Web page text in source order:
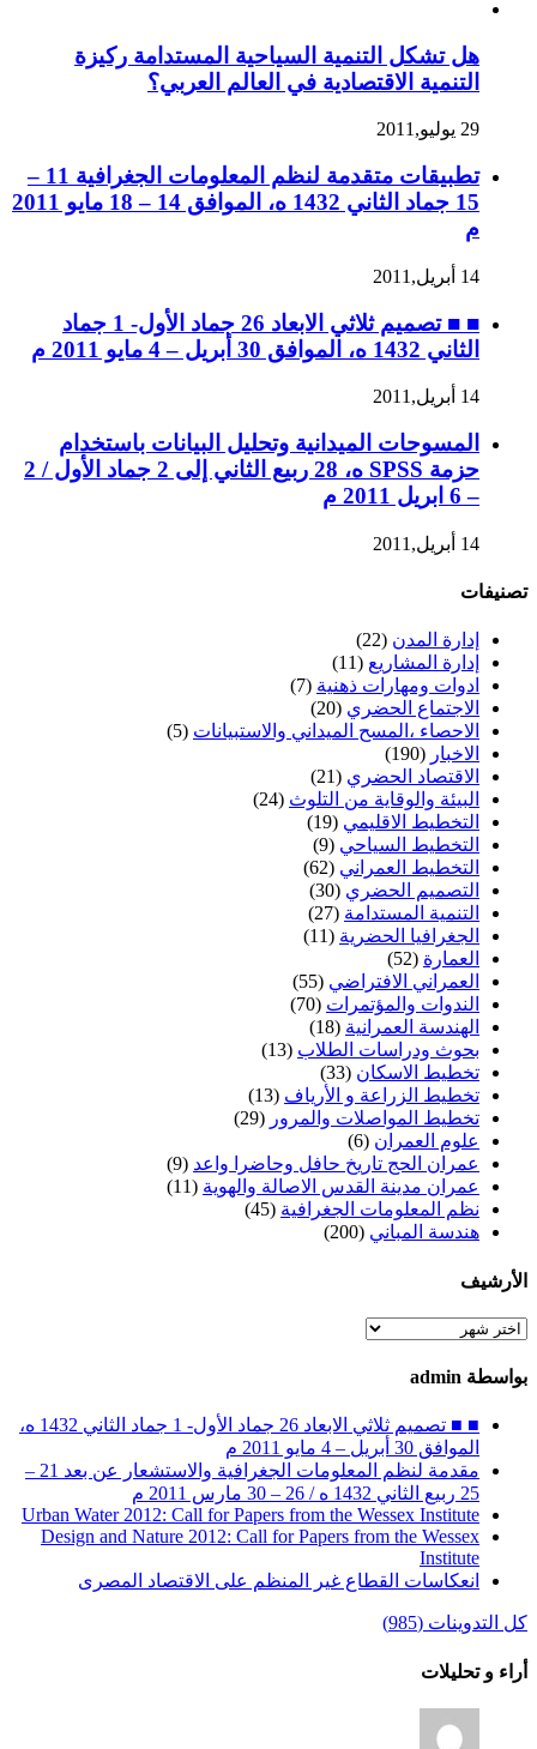
هل تشكل التنمية السياحية المستدامة ركيزة
التنمية الاقتصادية في العالم العربي؟
29 يوليو,2011
تطبيقات متقدمة لنظم المعلومات الجغرافية 11 –
15 جماد الثاني 1432 ه، الموافق 14 – 18 مايو 2011
م
14 أبريل,2011
■ ■ تصميم ثلاثي الابعاد 26 جماد الأول- 1 جماد
الثاني 1432 ه، الموافق 30 أبريل – 4 مايو 2011 م
14 أبريل,2011
المسوحات الميدانية وتحليل البيانات باستخدام
حزمة SPSS ه، 28 ربيع الثاني إلى 2 جماد الأول / 2
– 6 ابريل 2011 م
14 أبريل,2011
تصنيفات
إدارة المدن (22)
إدارة المشاريع (11)
ادوات ومهارات ذهنية (7)
الاجتماع الحضري (20)
الاحصاء ،المسح الميداني والاستبيانات (5)
الاخبار (190)
الاقتصاد الحضري (21)
البيئة والوقاية من التلوث (24)
التخطيط الاقليمي (19)
التخطيط السياحي (9)
التخطيط العمراني (62)
التصميم الحضري (30)
التنمية المستدامة (27)
الجغرافيا الحضرية (11)
العمارة (52)
العمراني الافتراضي (55)
الندوات والمؤتمرات (70)
الهندسة العمرانية (18)
بحوث ودراسات الطلاب (13)
تخطيط الاسكان (33)
تخطيط الزراعة و الأرياف (13)
تخطيط المواصلات والمرور (29)
علوم العمران (6)
عمران الحج تاريخ حافل وحاضرا واعد (9)
عمران مدينة القدس الاصالة والهوية (11)
نظم المعلومات الجغرافية (45)
هندسة المباني (200)
الأرشيف
الأرشيف
بواسطة admin
■ ■ تصميم ثلاثي الابعاد 26 جماد الأول- 1 جماد الثاني 1432 ه،
الموافق 30 أبريل – 4 مايو 2011 م
مقدمة لنظم المعلومات الجغرافية والاستشعار عن بعد 21 –
25 ربيع الثاني 1432 ه / 26 – 30 مارس 2011 م
Urban Water 2012: Call for Papers from the Wessex Institute
Design and Nature 2012: Call for Papers from the Wessex
Institute‏
انعكاسات القطاع غير المنظم على الاقتصاد المصرى
كل التدوينات (985)
أراء و تحليلات